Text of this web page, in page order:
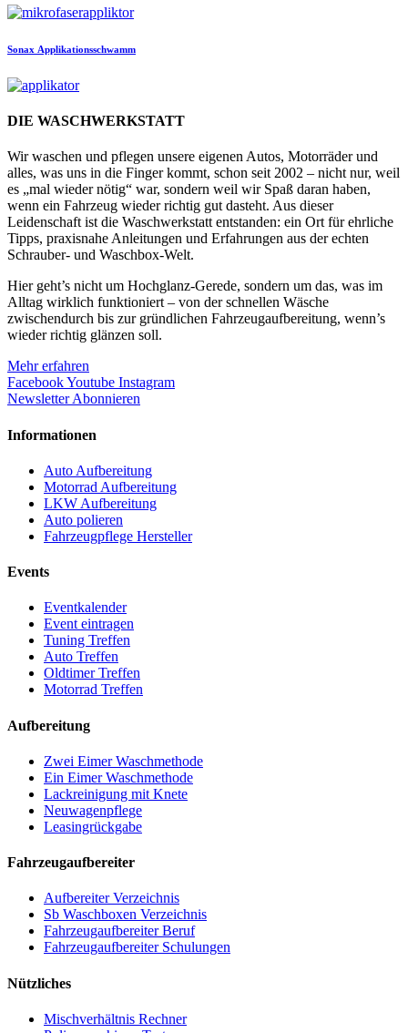
Sonax Applikationsschwamm
DIE WASCHWERKSTATT
Wir waschen und pflegen unsere eigenen Autos, Motorräder und
alles, was uns in die Finger kommt, schon seit 2002 – nicht nur, weil
es „mal wieder nötig“ war, sondern weil wir Spaß daran haben,
wenn ein Fahrzeug wieder richtig gut dasteht. Aus dieser
Leidenschaft ist die Waschwerkstatt entstanden: ein Ort für ehrliche
Tipps, praxisnahe Anleitungen und Erfahrungen aus der echten
Schrauber- und Waschbox-Welt.
Hier geht’s nicht um Hochglanz-Gerede, sondern um das, was im
Alltag wirklich funktioniert – von der schnellen Wäsche
zwischendurch bis zur gründlichen Fahrzeugaufbereitung, wenn’s
wieder richtig glänzen soll.
Mehr erfahren
FacebookYoutube Instagram
Newsletter Abonnieren
Informationen
Auto Aufbereitung
Motorrad Aufbereitung
LKW Aufbereitung
Auto polieren
Fahrzeugpflege Hersteller
Events
Eventkalender
Event eintragen
Tuning Treffen
Auto Treffen
Oldtimer Treffen
Motorrad Treffen
Aufbereitung
Zwei Eimer Waschmethode
Ein Eimer Waschmethode
Lackreinigung mit Knete
Neuwagenpflege
Leasingrückgabe
Fahrzeugaufbereiter
Aufbereiter Verzeichnis
Sb Waschboxen Verzeichnis
Fahrzeugaufbereiter Beruf
Fahrzeugaufbereiter Schulungen
Nützliches
Mischverhältnis Rechner